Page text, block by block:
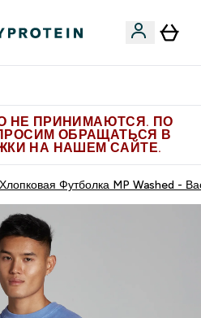
НЕ ПРИНИМАЮТСЯ. ПО
ОБРАЩАТЬСЯ В
НА НАШЕМ САЙТЕ.
Футболка MP Washed -